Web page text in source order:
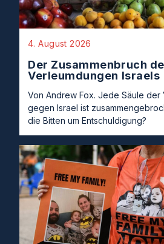
4. August 2026
Der Zusammenbruch
Verleumdungen Israels
Von Andrew Fox. Jede Säule der
gegen Israel ist
die Bitten um Entschuldigung?